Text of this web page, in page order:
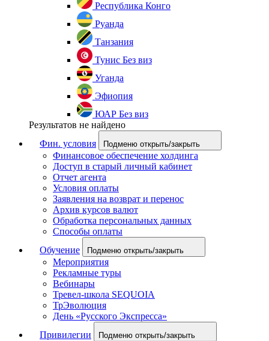
Республика Конго
Руанда
Танзания
Тунис Без виз
Уганда
Эфиопия
ЮАР Без виз
Результатов не найдено
Фин. условия
Подменю открыть/закрыть
Финансовое обеспечение холдинга
Доступ в старый личный кабинет
Отчет агента
Условия оплаты
Заявления на возврат и перенос
Архив курсов валют
Обработка персональных данных
Способы оплаты
Обучение
Подменю открыть/закрыть
Мероприятия
Рекламные туры
Вебинары
Тревел-школа SEQUOIA
ТрЭволюция
День «Русского Экспресса»
Привилегии
Подменю открыть/закрыть